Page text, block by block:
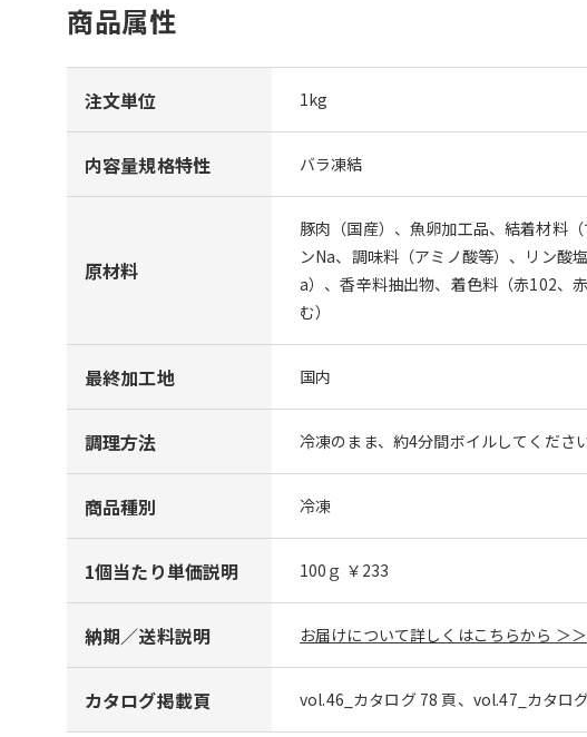
商品属性
注文単位 1kg
内容量規格特性 バラ凍結
原材料
豚肉（国産）、魚卵加工品、結着材料
ンNa、調味料（アミノ酸等）、リン酸
a）、香辛料抽出物、着色料（赤102、
む）
最終加工地 国内
調理方法 冷凍のまま、約4分間ボイルしてくださ
商品種別 冷凍
1個当たり単価説明 100ｇ ￥233
納期／送料説明 お届けについて詳しくはこちらから ＞＞
カタログ掲載頁 vol.46_カタログ 78 頁、vol.47_カタロ